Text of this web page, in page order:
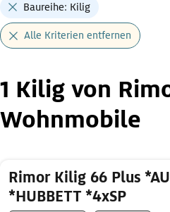
Baureihe: Kilig
Alle Kriterien entfernen
1 Kilig von
Wohnmobile
Rimor Kilig 66 Plus
*HUBBETT *4xSP